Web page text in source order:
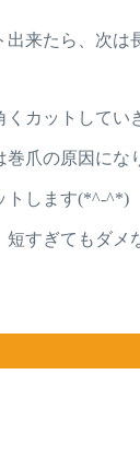
来たら、次は
カットしてい
爪の原因にな
トします(*^-^*)
すぎてもダメ